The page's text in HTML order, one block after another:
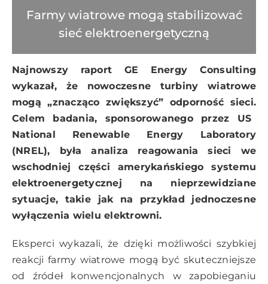
Farmy wiatrowe mogą stabilizować
sieć elektroenergetyczną
Najnowszy raport GE Energy Consulting
wykazał, że nowoczesne turbiny wiatrowe
mogą „znacząco zwiększyć” odporność sieci.
Celem badania, sponsorowanego przez US
National Renewable Energy Laboratory
(NREL), była analiza reagowania sieci we
wschodniej części amerykańskiego systemu
elektroenergetycznej na nieprzewidziane
sytuacje, takie jak na przykład jednoczesne
wyłączenia wielu elektrowni.
Eksperci wykazali, że dzięki możliwości szybkiej
reakcji farmy wiatrowe mogą być skuteczniejsze
od źródeł konwencjonalnych w zapobieganiu